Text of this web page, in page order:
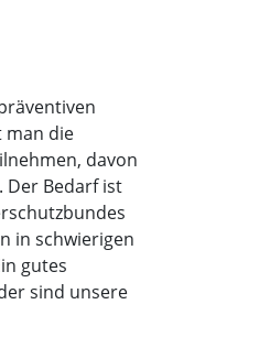
man die
davon
Der Bedarf ist
in schwierigen
gutes
sind unsere